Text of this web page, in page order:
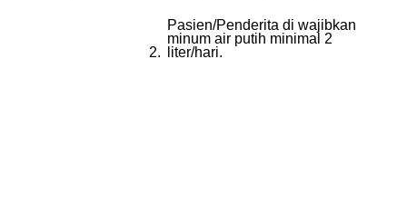
2.
Pasien/Penderita di wajibkan
minum air putih minimal 2
liter/hari.